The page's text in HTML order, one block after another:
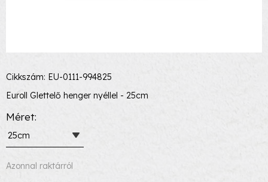
Cikkszám: EU-0111-994825
Euroll Glettelő henger nyéllel - 25cm
Méret
25cm
Azonnal raktárról